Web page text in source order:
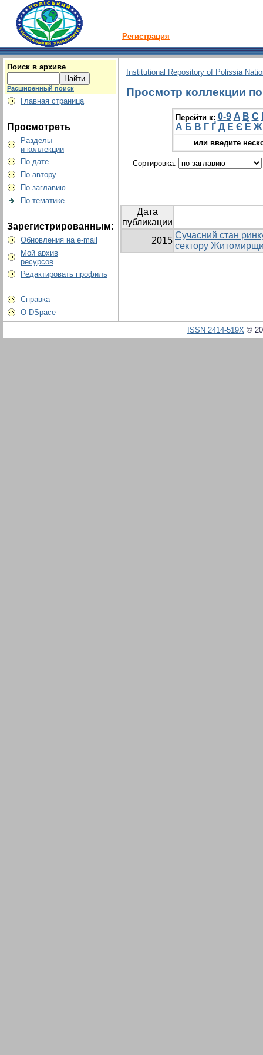
Регистрация
Поиск в архиве
Расширенный поиск
Главная страница
Просмотреть
Разделы
и коллекции
По дате
По автору
По заглавию
По тематике
Зарегистрированным:
Обновления на e-mail
Мой архив
ресурсов
Редактировать профиль
Справка
О DSpace
Institutional Repository of Polissia
Просмотр коллекции
Перейти к: 0-9 A B C
А Б В Г Ґ Д Е Є Ё Ж
или введите
Сортировка:
Дата
публикации
2015
Сучасний стан
сектору
ISSN 2414-519X©